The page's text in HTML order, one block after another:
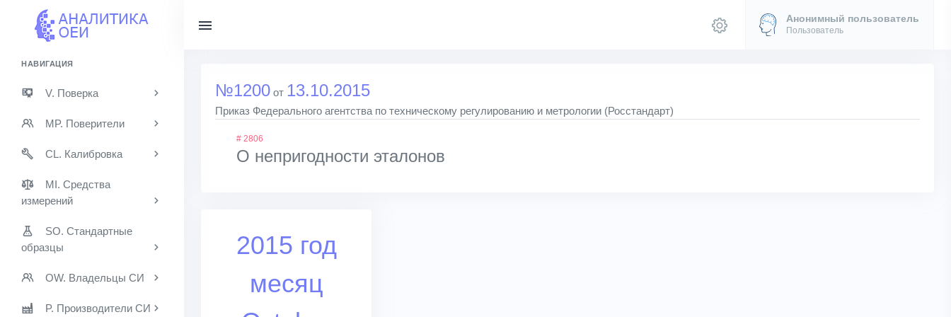
НАВИГАЦИЯ
V. Поверка
MP. Поверители
CL. Калибровка
MI. Средства
измерений
SO. Стандартные
образцы
OW. Владельцы СИ
P. Производители СИ
Анонимный пользователь
Пользователь
№1200 от 13.10.2015
Приказ Федерального агентства по техническому регулированию и метрологии (Росстандарт)
# 2806
О непригодности эталонов
2015 год
месяц